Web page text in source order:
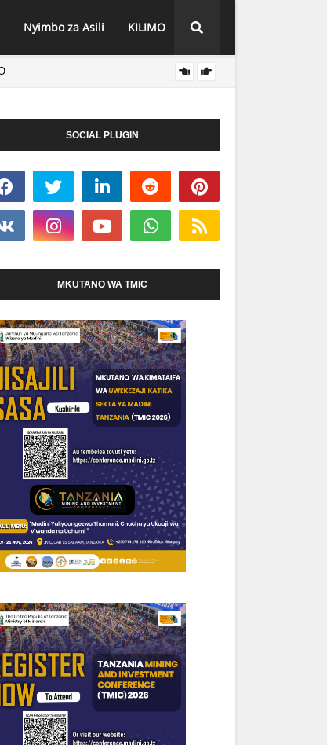
Nyimbo za Asili KILIMO
SOCIAL PLUGIN
MKUTANO WA TMIC